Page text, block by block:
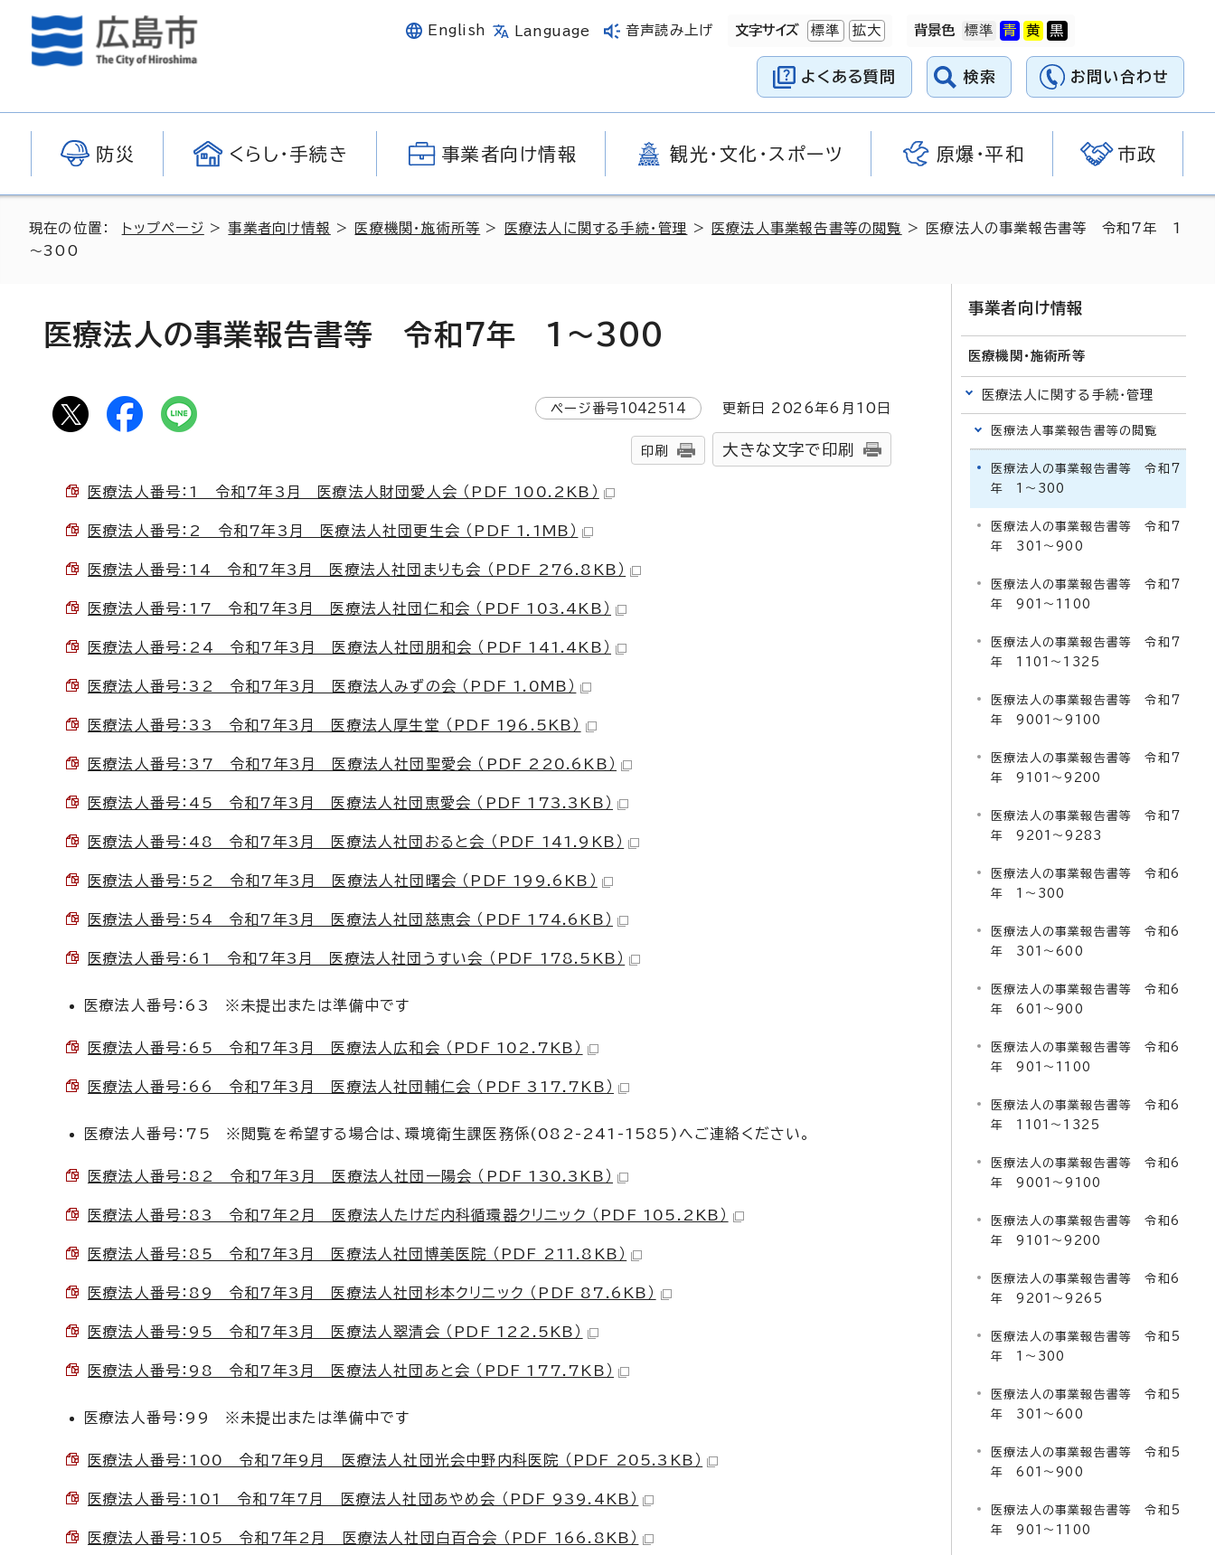
English Language 音声読み上げ 文字サイズ 標準 拡大 背景色
よくある質問 検索 お問い合わせ
防災 くらし・手続き 事業者向け情報 観光・文化・スポーツ 原爆・平和 市政
現在の位置： トップページ >事業者向け情報 > 医療機関・施術所等 > 医療法人に関する手続・管理 > 医療法人事業報告書等の閲覧 > 医療法人の事業報告書等 令和7年 1
～300
医療法人の事業報告書等 令和7年 1～300
ページ番号1042514 更新日 2026年6月 10 日
印刷 大きな文字で印刷
医療法人番号：1 令和7年3月 医療法人財団愛人会 （PDF 100.2KB）
医療法人番号：2 令和7年3月 医療法人社団更生会 （PDF 1.1MB）
医療法人番号：14 令和7年3月 医療法人社団まりも会 （PDF 276.8KB）
医療法人番号：17 令和7年3月 医療法人社団仁和会 （PDF 103.4KB）
医療法人番号：24 令和7年3月 医療法人社団朋和会 （PDF 141.4KB）
医療法人番号：32 令和7年3月 医療法人みずの会 （PDF 1.0MB）
医療法人番号：33 令和7年3月 医療法人厚生堂 （PDF 196.5KB）
医療法人番号：37 令和7年3月 医療法人社団聖愛会 （PDF 220.6KB）
医療法人番号：45 令和7年3月 医療法人社団恵愛会 （PDF 173.3KB）
医療法人番号：48 令和7年3月 医療法人社団おると会 （PDF 141.9KB）
医療法人番号：52 令和7年3月 医療法人社団曙会 （PDF 199.6KB）
医療法人番号：54 令和7年3月 医療法人社団慈恵会 （PDF 174.6KB）
医療法人番号：61 令和7年3月 医療法人社団うすい会 （PDF 178.5KB）
医療法人番号：63 ※未提出または準備中です
医療法人番号：65 令和7年3月 医療法人広和会 （PDF 102.7KB）
医療法人番号：66 令和7年3月 医療法人社団輔仁会 （PDF 317.7KB）
医療法人番号：75 ※閲覧を希望する場合は、環境衛生課医務係(082-241-1585)へご連絡ください。
医療法人番号：82 令和7年3月 医療法人社団一陽会 （PDF 130.3KB）
医療法人番号：83 令和7年2月 医療法人たけだ内科循環器クリニック （PDF 105.2KB）
医療法人番号：85 令和7年3月 医療法人社団博美医院 （PDF 211.8KB）
医療法人番号：89 令和7年3月 医療法人社団杉本クリニック （PDF 87.6KB）
医療法人番号：95 令和7年3月 医療法人翠清会 （PDF 122.5KB）
医療法人番号：98 令和7年3月 医療法人社団あと会 （PDF 177.7KB）
医療法人番号：99 ※未提出または準備中です
医療法人番号：100 令和7年9月 医療法人社団光会中野内科医院 （PDF 205.3KB）
医療法人番号：101 令和7年7月 医療法人社団あやめ会 （PDF 939.4KB）
医療法人番号：105 令和7年2月 医療法人社団白百合会 （PDF 166.8KB）
事業者向け情報
医療機関・施術所等
医療法人に関する手続・管理
医療法人事業報告書等の閲覧
医療法人の事業報告書等 令和7
年 1～300
医療法人の事業報告書等 令和7
年 301～900
医療法人の事業報告書等 令和7
年 901～1100
医療法人の事業報告書等 令和7
年 1101～1325
医療法人の事業報告書等 令和7
年 9001～9100
医療法人の事業報告書等 令和7
年 9101～9200
医療法人の事業報告書等 令和7
年 9201～9283
医療法人の事業報告書等 令和6
年 1～300
医療法人の事業報告書等 令和6
年 301～600
医療法人の事業報告書等 令和6
年 601～900
医療法人の事業報告書等 令和6
年 901～1100
医療法人の事業報告書等 令和6
年 1101～1325
医療法人の事業報告書等 令和6
年 9001～9100
医療法人の事業報告書等 令和6
年 9101～9200
医療法人の事業報告書等 令和6
年 9201～9265
医療法人の事業報告書等 令和5
年 1～300
医療法人の事業報告書等 令和5
年 301～600
医療法人の事業報告書等 令和5
年 601～900
医療法人の事業報告書等 令和5
年 901～1100